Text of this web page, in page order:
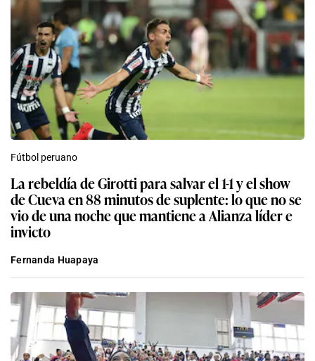
Fútbol peruano
La rebeldía de Girotti para salvar el 1-1 y el show
de Cueva en 88 minutos de suplente: lo que no se
vio de una noche que mantiene a Alianza líder e
invicto
Fernanda Huapaya